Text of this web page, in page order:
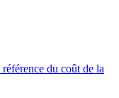
du coût de la